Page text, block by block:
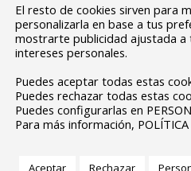
de la calidad educativa.
contrato para la
extraescolares.
con anterioridad
información sobre
del interesado. En
El resto de cookies sirven para
personalizarla en base a tus
mostrarte publicidad ajustada a
intereses personales.
Puedes aceptar todas estas
Puedes rechazar todas estas
Puedes configurarlas en
Para más información, POLÍTICA
Aceptar Rechazar